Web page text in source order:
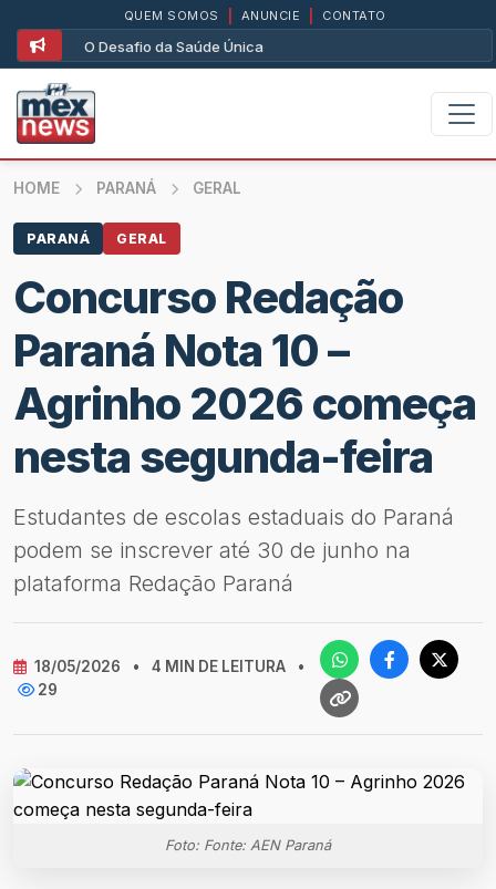
O Desafio da Saúde Única
QUEM SOMOS ANUNCIE CONTATO
HOME PARANÁ GERAL
PARANÁ GERAL
Concurso Redação
Paraná Nota 10 –
Agrinho 2026 começa
nesta segunda-feira
Estudantes de escolas estaduais do Paraná
podem se inscrever até 30 de junho na
plataforma Redação Paraná
18/05/2026 • 4 MIN DE LEITURA
•
29
Foto: Fonte: AEN Paraná